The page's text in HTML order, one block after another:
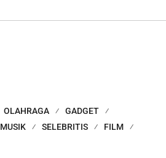
OLAHRAGA
GADGET
MUSIK SELEBRITIS
FILM